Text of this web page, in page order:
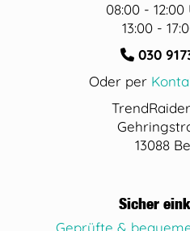
08:00 -
13:00 -
030
Oder per
13088
Sicher
Geprüfte &